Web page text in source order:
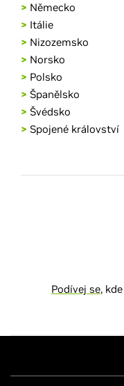
> Německo
> Itálie
> Nizozemsko
> Norsko
> Polsko
> Španělsko
> Švédsko
> Spojené království
Podívej se,